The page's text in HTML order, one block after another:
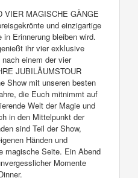
VIER MAGISCHE GÄNGE
und einzigartige
Erinnerung bleiben wird.
ihr vier exklusive
einem der vier
JUBILÄUMSTOUR
Show mit unseren besten
die Euch mitnimmt auf
Welt der Magie und
in den Mittelpunkt der
sind Teil der Show,
Händen und
magische Seite. Ein Abend
Momente